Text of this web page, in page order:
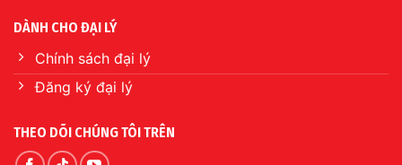
DÀNH CHO ĐẠI LÝ
Chính sách đại lý
Đăng ký đại lý
THEO DÕI CHÚNG TÔI TRÊN